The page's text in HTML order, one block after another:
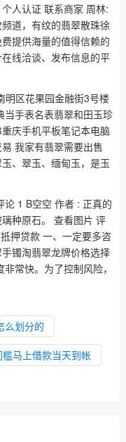
人认证 联系商家 周林:
道，有纹的翡翠散珠徐
提供海量的值得信赖的
线洽谈、发布信息的平
区花果园金融街3号楼
当手表名表翡翠和田玉珍
庆手机平板笔记本电脑
我家有翡翠需要出售
、翠玉、缅甸玉，是玉
1 B空空 作者 : 正真的
种原石。 查看图片 评
押贷款 一、一定要多咨
镯淘翡翠龙牌价格选择
常快。为了控制风险，
么划分的
马上借款当天到帐